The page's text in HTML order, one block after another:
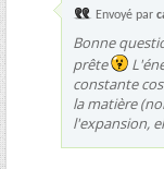
Envoyé par
Bonne
prête
constante
la matière
l'expansion,